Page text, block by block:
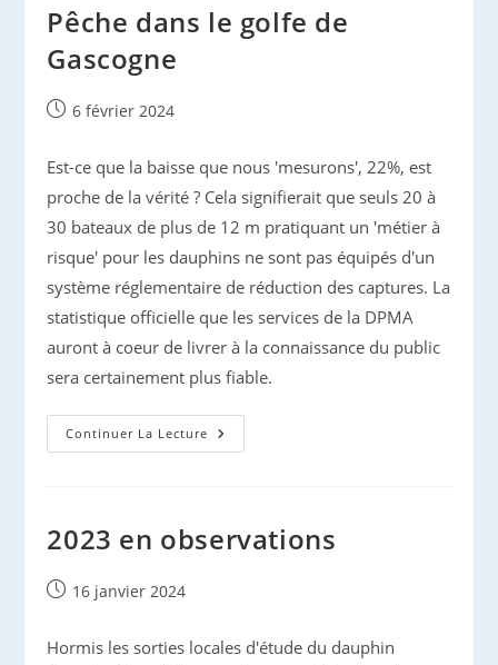
Pêche dans le golfe de
Gascogne
Publication
6 février 2024
Est-ce que la baisse que nous 'mesurons', 22%, est
proche de la vérité ? Cela signifierait que seuls 20 à
30 bateaux de plus de 12 m pratiquant un 'métier à
risque' pour les dauphins ne sont pas équipés d'un
système réglementaire de réduction des captures. La
statistique officielle que les services de la DPMA
auront à coeur de livrer à la connaissance du public
sera certainement plus fiable.
Continuer La Lecture Pêche
Dans
2023 en observations
Publication
16 janvier 2024
Hormis les sorties locales d'étude du dauphin